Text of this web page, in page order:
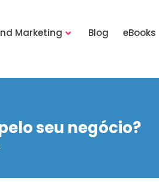
Marketing Blog eBooks
seu negócio?